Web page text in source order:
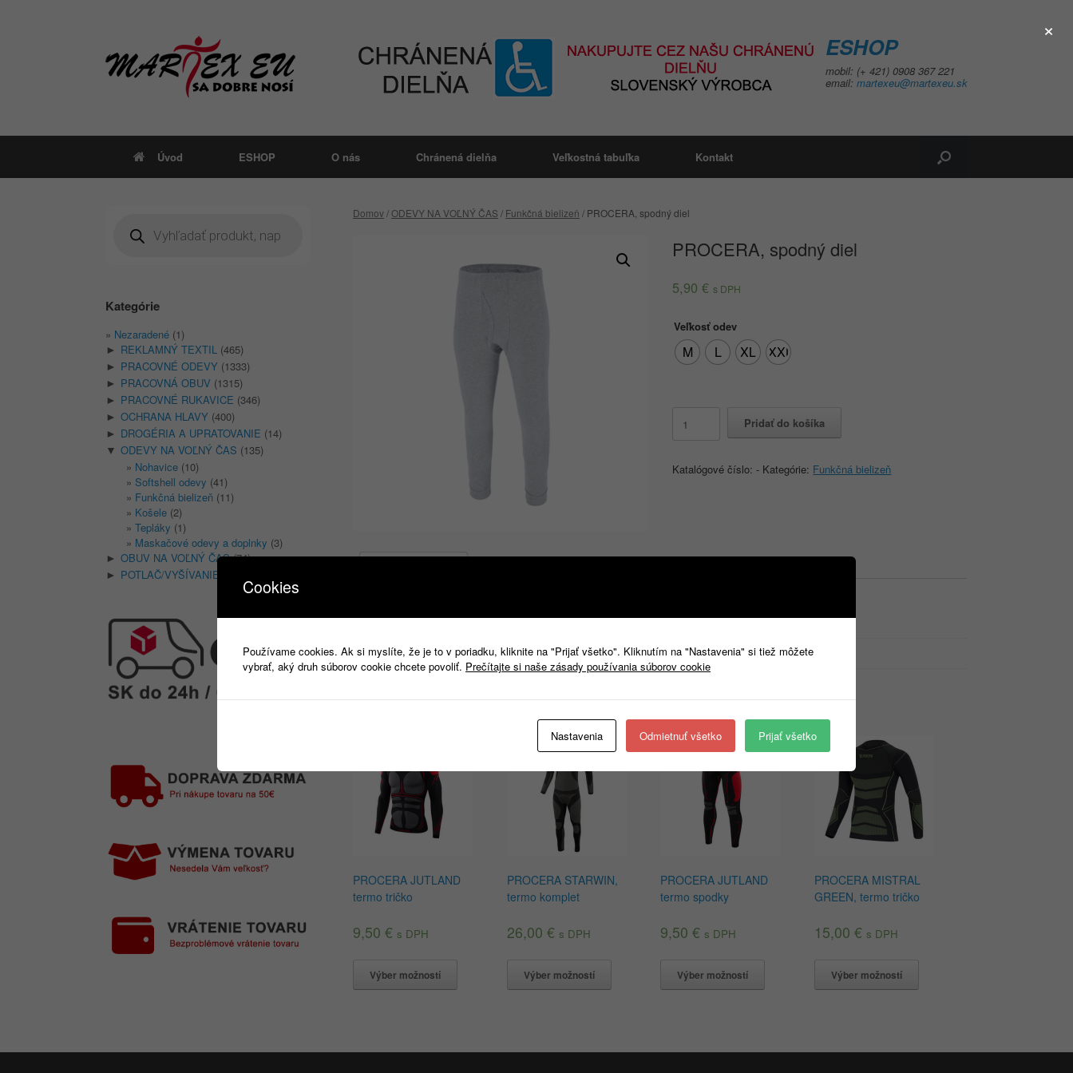
ESHOP
mobil: (+ 421) 0908 367 221
email: martexeu@martexeu.sk
Úvod ESHOP O nás Chránená dielňa Veľkostná tabuľka Kontakt
Domov/ODEVY NA VOĽNÝ ČAS / Funkčná bielizeň / PROCERA, spodný diel
PROCERA, spodný diel
5,90€ s DPH
Veľkosť odev
M L XL XXL
PROCERA,
Pridať do košíka
Katalógové číslo:- Kategórie: Funkčná bielizeň
Veľkosť odev M, L, XL, XXL
PROCERA JUTLAND
termo tričko
9,50€ s DPH
Výber možností
PROCERA STARWIN,
termo komplet
26,00 € s DPH
Výber možností
PROCERA JUTLAND
termo spodky
9,50€ s DPH
Výber možností
PROCERA MISTRAL
GREEN, termo tričko
15,00 € s DPH
Výber možností
search
Kategórie
Nezaradené (1)
► REKLAMNÝ TEXTIL (465)
► PRACOVNÉ ODEVY (1333)
► PRACOVNÁ OBUV (1315)
► PRACOVNÉ RUKAVICE (346)
► OCHRANA HLAVY (400)
► DROGÉRIA A UPRATOVANIE (14)
▼ ODEVY NA VOĽNÝ ČAS (135)
Nohavice (10)
Softshell odevy (41)
Funkčná bielizeň (11)
Košele (2)
Tepláky (1)
Maskačové odevy a doplnky (3)
► OBUV NA VOĽNÝ ČAS(74)
► POTLAČ/VYŠÍVANIE
×
Cookies
Používame cookies. Ak si myslíte, že je to v poriadku, kliknite na "Prijať všetko". Kliknutím na "Nastavenia" si tiež môžete
vybrať, aký druh súborov cookie chcete povoliť. Prečítajte si naše zásady používania súborov cookie
Nastavenia Odmietnuť všetko Prijať všetko